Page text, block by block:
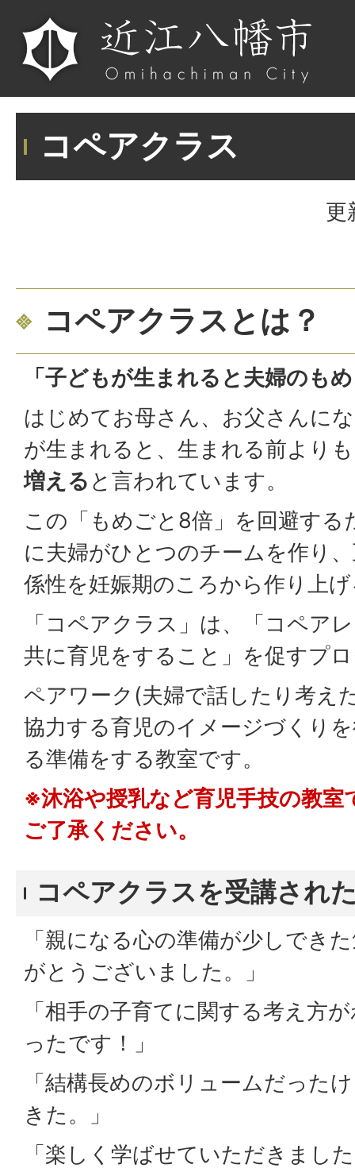
コペアクラス
更
コペアクラスとは？
「子どもが生まれると夫婦のも
はじめてお母さん、お父さんに
が生まれると、生まれる前より
増える と言われています。
この「もめごと8倍」を回避する
に夫婦がひとつのチームを作り
係性を妊娠期のころから作り上
「コペアクラス」は、「コペア
共に育児をすること」を促すプ
ペアワーク(夫婦で話したり考え
協力する育児のイメージづくり
る準備をする教室です。
※沐浴や授乳など育児手技の教
ご了承ください。
コペアクラスを受講され
「親になる心の準備が少しでき
がとうございました。」
「相手の子育てに関する考え方
ったです！」
「結構長めのボリュームだった
きた。」
「楽しく学ばせていただきまし